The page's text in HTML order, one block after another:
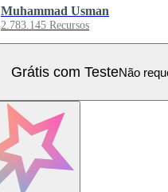
Muhammad Usman
2.783.145 Recursos
Grátis com TesteNão